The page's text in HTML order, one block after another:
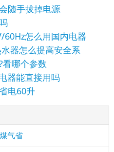
随手拔掉电源
60Hz怎么用国内电器
器怎么提高安全系
看哪个参数
器能直接用吗
电60升
气省